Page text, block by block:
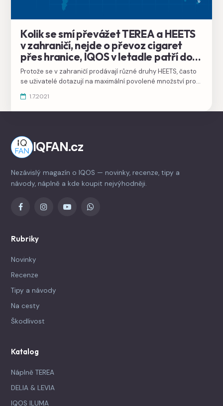
Kolik se smí převážet TEREA a HEETS
v zahraničí, nejde o převoz cigaret
přes hranice, IQOS v letadle patří do
příručního zavazadla
Protože se v zahraničí prodávají různé druhy HEETS, často
se uživatelé dotazují na maximální povolené množství pro
ostatních států v EU, ale i z jiných částí světa.
1.7.2021
IQFAN.cz
Nezávislý magazín o IQOS — novinky, recenze, tipy a
návody, náplně a kde koupit nejvýhodněji.
Rubriky
Novinky
Recenze
Tipy a návody
Na cesty
Škodlivost
Katalog
Náplně TEREA
DELIA & LEVIA
IQOS ILUMA